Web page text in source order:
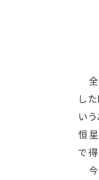
全
し
い
恒
で
今